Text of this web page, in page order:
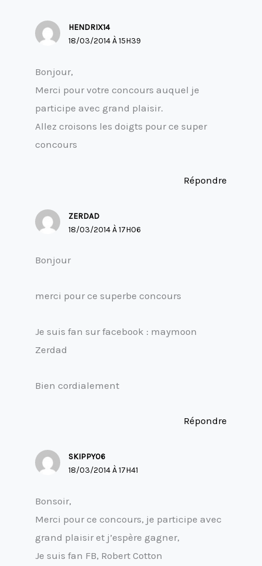
HENDRIX14
18/03/2014 À 15H39
Bonjour,
Merci pour votre concours auquel je
participe avec grand plaisir.
Allez croisons les doigts pour ce super
concours
Répondre
ZERDAD
18/03/2014 À 17H06
Bonjour
merci pour ce superbe concours
Je suis fan sur facebook : maymoon
Zerdad
Bien cordialement
Répondre
SKIPPY06
18/03/2014 À 17H41
Bonsoir,
Merci pour ce concours, je participe avec
grand plaisir et j’espère gagner,
Je suis fan FB, Robert Cotton